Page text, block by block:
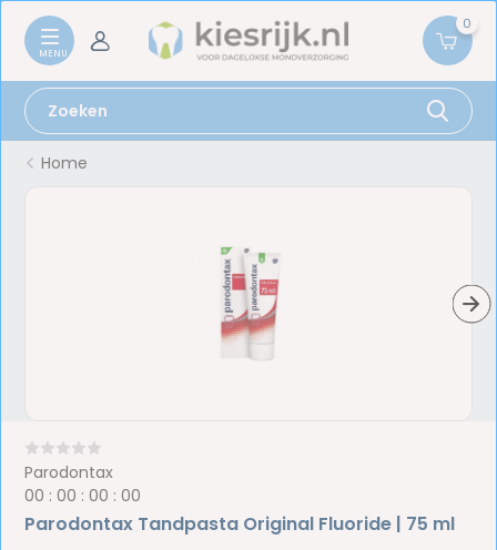
0
Home
Parodontax
00 :00 :00 :00
Parodontax Tandpasta Original Fluoride | 75 ml